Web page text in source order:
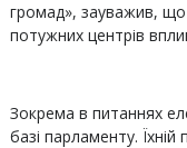
громад», зауважив, що
потужних центрів
Зокрема в питаннях
базі парламенту.